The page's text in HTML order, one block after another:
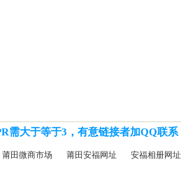
需大于等于3，有意链接者加QQ联系
莆田微商市场 莆田安福网址 安福相册网址